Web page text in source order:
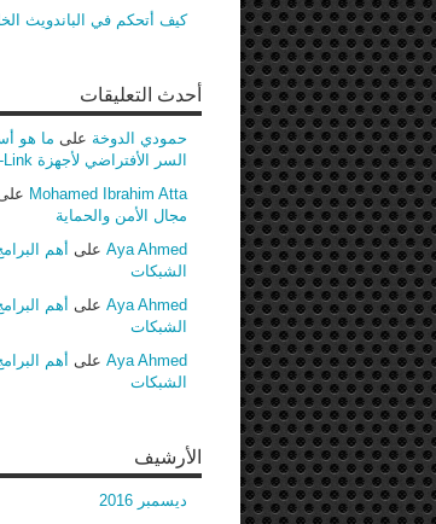
كيف أتحكم في الباندويث
أحدث التعليقات
حمودي الدوخة على ما هو
السر الأفتراضي لأجهزة TP-Link
Mohamed Ibrahim Atta
مجال الأمن والحماية
Aya Ahmed على أهم
الشبكات
Aya Ahmed على أهم
الشبكات
Aya Ahmed على أهم
الشبكات
الأرشيف
ديسمبر 2016